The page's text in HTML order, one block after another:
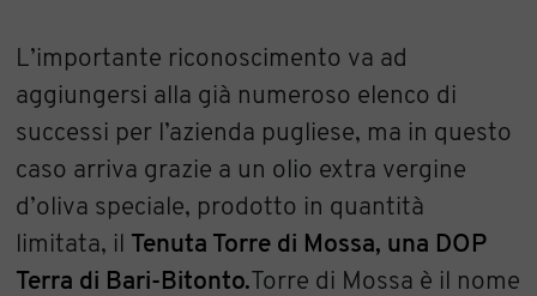
L’importante riconoscimento va ad
aggiungersi alla già numeroso elenco di
successi per l’azienda pugliese, ma in questo
caso arriva grazie a un olio extra vergine
d’oliva speciale, prodotto in quantità
limitata, il
Tenuta Torre di Mossa, una DOP
Terra di Bari-Bitonto. Torre di Mossa è il nome